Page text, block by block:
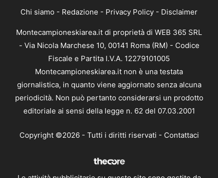
Chi siamo - Redazione - Privacy Policy - Disclaimer
Montecampioneskiarea.it di proprietà di WEB 365 SRL
- Via Nicola Marchese 10, 00141 Roma (RM) - Codice
Fiscale e Partita I.V.A. 12279101005
Montecampioneskiarea.it non è una testata
giornalistica, in quanto viene aggiornato senza alcuna
periodicità. Non può pertanto considerarsi un prodotto
editoriale ai sensi della legge n. 62 del 07.03.2001
Copyright ©2026 - Tutti i diritti riservati - Contattaci